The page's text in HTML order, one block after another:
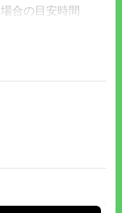
合の目安時間
無線登録局の乾電
キャンセリング機
能
る「音声メモ」機
返信することがで